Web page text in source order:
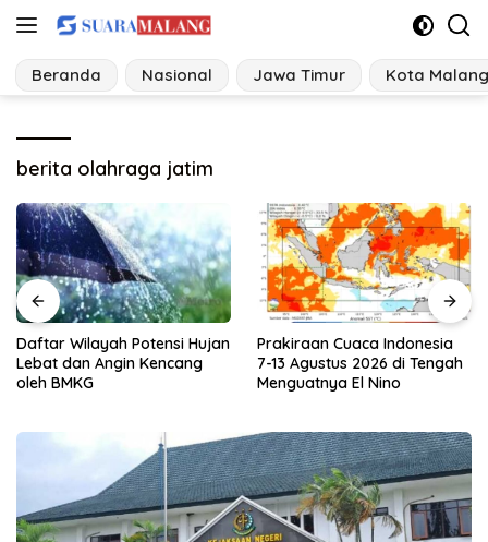
Langsung
konten
Beranda Nasional Jawa Timur Kota Malang
berita olahraga jatim
Prakiraan Cuaca Indonesia
7-13 Agustus 2026 di Tengah
Menguatnya El Nino
Dampak Kebakaran Bromo,
Akses Wisata Malang Ditutup
Total